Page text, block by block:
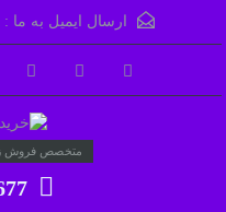
ارسال ایمیل به ما :
متخصص فروش